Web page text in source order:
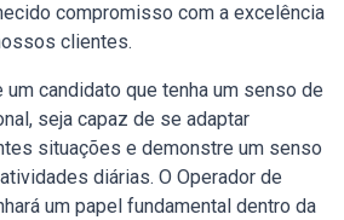
compromisso com a excelência
clientes.
um candidato que tenha um senso de
seja capaz de se adaptar
situações e demonstre um senso
diárias. O Operador de
um papel fundamental dentro da